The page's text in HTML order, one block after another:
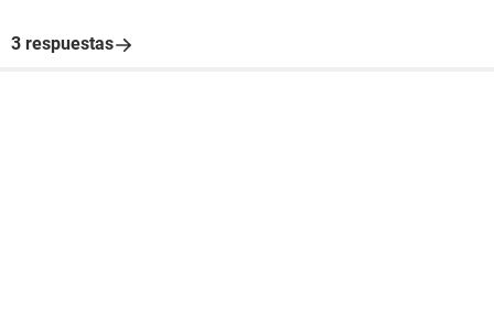
3 respuestas